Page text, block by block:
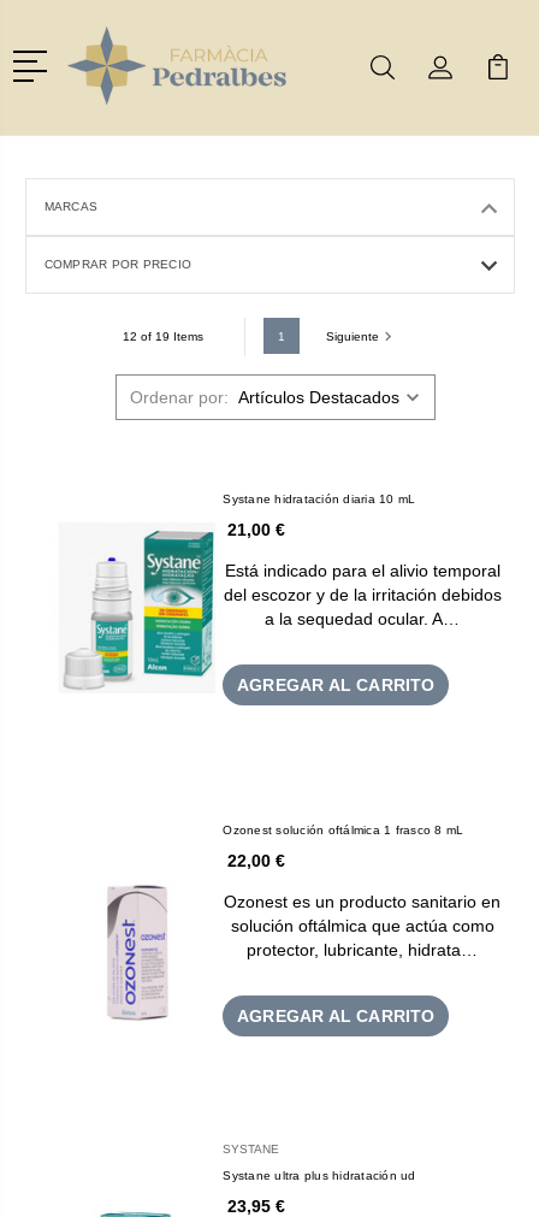
Menú
BuscarMi Cuenta
Mi
MARCAS
COMPRAR POR PRECIO
12 of 19 Items 1 Siguiente
Ordenar por:
Systane hidratación diaria 10 mL
21,00 €
Está indicado para el alivio temporal
del escozor y de la irritación debidos
a la sequedad ocular. A…
AGREGAR AL CARRITO
Ozonest solución oftálmica 1 frasco 8 mL
22,00 €
Ozonest es un producto sanitario en
solución oftálmica que actúa como
protector, lubricante, hidrata…
AGREGAR AL CARRITO
SYSTANE
Systane ultra plus hidratación ud
23,95 €